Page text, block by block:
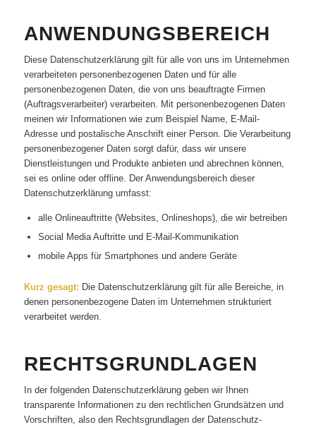
ANWENDUNGSBEREICH
Diese Datenschutzerklärung gilt für alle von uns im Unternehmen
verarbeiteten personenbezogenen Daten und für alle
personenbezogenen Daten, die von uns beauftragte Firmen
(Auftragsverarbeiter) verarbeiten. Mit personenbezogenen Daten
meinen wir Informationen wie zum Beispiel Name, E-Mail-
Adresse und postalische Anschrift einer Person. Die Verarbeitung
personenbezogener Daten sorgt dafür, dass wir unsere
Dienstleistungen und Produkte anbieten und abrechnen können,
sei es online oder offline. Der Anwendungsbereich dieser
Datenschutzerklärung umfasst:
alle Onlineauftritte (Websites, Onlineshops), die wir betreiben
Social Media Auftritte und E-Mail-Kommunikation
mobile Apps für Smartphones und andere Geräte
Kurz gesagt: Die Datenschutzerklärung gilt für alle Bereiche, in
denen personenbezogene Daten im Unternehmen strukturiert
verarbeitet werden.
RECHTSGRUNDLAGEN
In der folgenden Datenschutzerklärung geben wir Ihnen
transparente Informationen zu den rechtlichen Grundsätzen und
Vorschriften, also den Rechtsgrundlagen der Datenschutz-